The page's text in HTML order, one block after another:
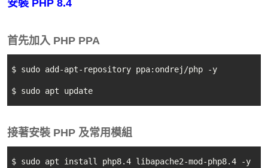
安裝 PHP 8.4
首先加入 PHP PPA
$ sudo add-apt-repository ppa:ondrej/php -y
$ sudo apt update
接著安裝 PHP 及常用模組
$ sudo apt install php8.4 libapache2-mod-php8.4 -y